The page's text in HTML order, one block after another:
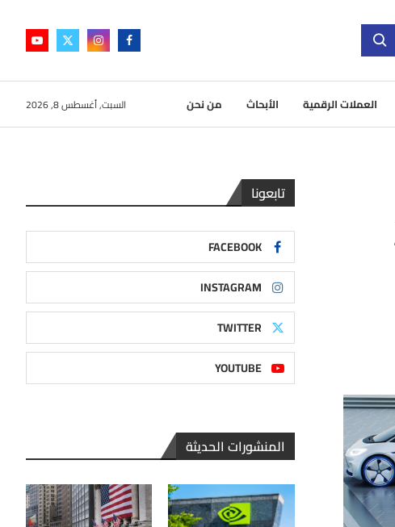
العملات الرقمية الأبحاث من نحن السبت, أغسطس 8, 2026
تابعونا
FACEBOOK
INSTAGRAM
TWITTER
YOUTUBE
المنشورات الحديثة